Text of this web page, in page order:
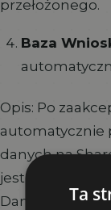
przełożonego.
Baza
Opis: Po
automatycznie
danych na
jest łatwe
Dane są
Ta